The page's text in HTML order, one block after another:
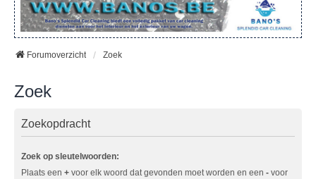
Forumoverzicht Zoek
Zoek
Zoekopdracht
Zoek op sleutelwoorden:
Plaats een + voor elk woord dat gevonden moet worden en een - voor